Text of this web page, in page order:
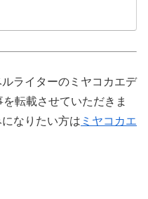
ライターのミヤコカエデ
転載させていただきま
なりたい方は ミヤコカエ